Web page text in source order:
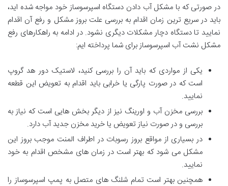
در صورتی که با مشکل آب دادن دستگاه اسپرسوساز خود مواجه شده اید،
باید در سریع ترین زمان اقدام به بررسی علت بروز مشکل و رفع آن اقدام
نمایید تا دستگاه دچار مشکلات دیگری نشود. در ادامه به راهکارهای رفع
مشکل نشت آب اسپرسوساز برای شما پرداخته ایم:
یکی از مواردی که باید آن را بررسی کنید، لاستیک دور هد گروپ
است که در صورت پارگی یا خرابی باید اقدام به تعویض این قطعه
نمایید.
بررسی مخزن آب و اورینگ نیز از دیگر بخش هایی است که نیاز به
بررسی و در صورت نیاز تعویض یا خرید مخزن جدید آب دارد.
در بسیاری از مواقع بروز رسوبات در اطراف المنت موجب بروز این
مشکل می شود که بهتر است در زمان های مشخص اقدام به خود
نمایید.
همچنین بهتر است تمام شلنگ های متصل به پمپ اسپرسوساز را